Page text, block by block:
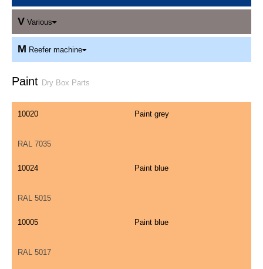
V Various
M Reefer machine
Paint Dry Box Parts
10020 Paint grey
RAL 7035
10024 Paint blue
RAL 5015
10005 Paint blue
RAL 5017